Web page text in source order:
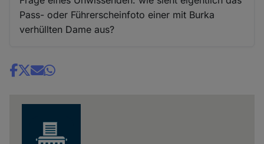
Pass- oder Führerscheinfoto einer mit Burka
verhüllten Dame aus?
Share